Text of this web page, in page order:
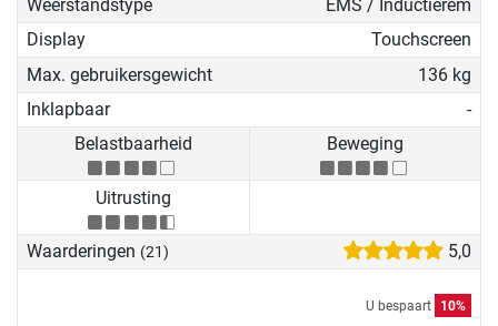
Weerstandstype
EMS / Inductierem
Display
Touchscreen
Max. gebruikersgewicht
136 kg
Inklapbaar
-
Belastbaarheid
Beweging
Uitrusting
Waarderingen (21) 5,0
U bespaart 10%